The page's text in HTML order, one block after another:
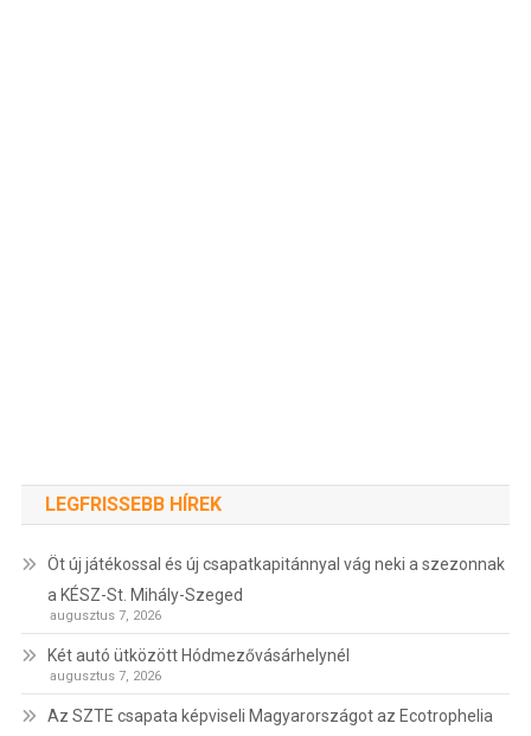
LEGFRISSEBB HÍREK
Öt új játékossal és új csapatkapitánnyal vág neki a szezonnak
a KÉSZ-St. Mihály-Szeged
augusztus 7, 2026
Két autó ütközött Hódmezővásárhelynél
augusztus 7, 2026
Az SZTE csapata képviseli Magyarországot az Ecotrophelia